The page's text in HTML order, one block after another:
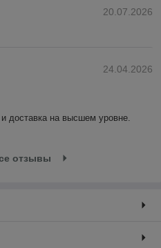
20.07.2026
24.04.2026
доставка на высшем уровне.
отзывы